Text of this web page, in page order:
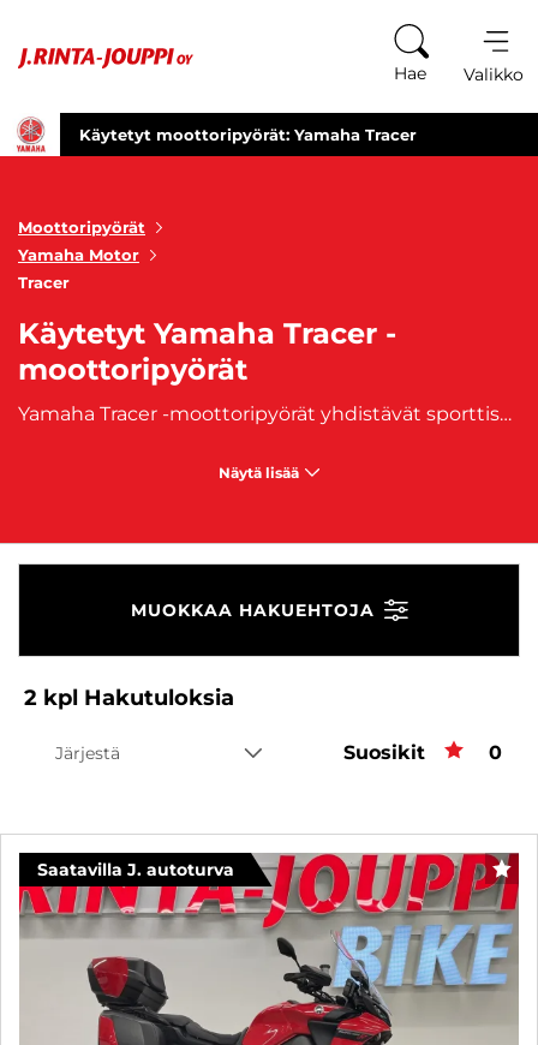
Hae Valikko
Käytetyt moottoripyörät: Yamaha Tracer
Moottoripyörät
Yamaha Motor
Tracer
Käytetyt Yamaha Tracer -
moottoripyörät
Yamaha Tracer -moottoripyörät yhdistävät sporttisen suorituskyvyn ja touring-pyörän mukavuuden, tehden niistä loistavan valinnan monipuoliseen ajoon. Olipa kyseessä Tracer 700, 900 tai 9 GT, mallisto tarjoaa tehokkaan moottorin, hyvän tuulisuojan ja ergonomisen ajoasennon niin arkikäyttöön kuin pitkille matkoille. Tracer tunnetaan myös vakaasta ajettavuudestaan, säädettävistä jousituksistaan ja kattavasta vakiovarustelusta. Käytetty Yamaha Tracer on luotettava valinta kuljettajalle, joka haluaa yhden pyörän moneen käyttöön. Tutustu vaihtoajoneuvoihin ja löydä oma Tracerisi!
Näytä lisää
MUOKKAA HAKUEHTOJA
2 kpl Hakutuloksia
Järjestä Suosikit 0
Saatavilla J. autoturva